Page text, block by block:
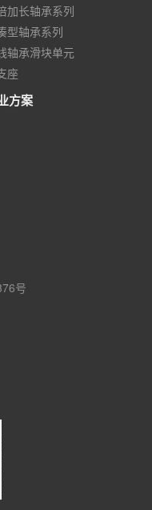
加长轴承系列
型轴承系列
轴承滑块单元
座
方案
号